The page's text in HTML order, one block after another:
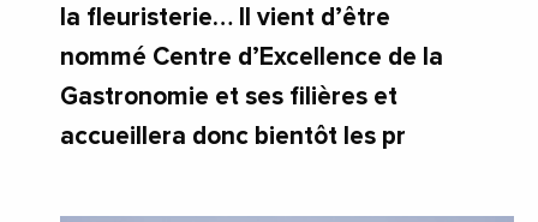
la fleuristerie… Il vient d’être
nommé Centre d’Excellence de la
Gastronomie et ses filières et
accueillera donc bientôt les pr